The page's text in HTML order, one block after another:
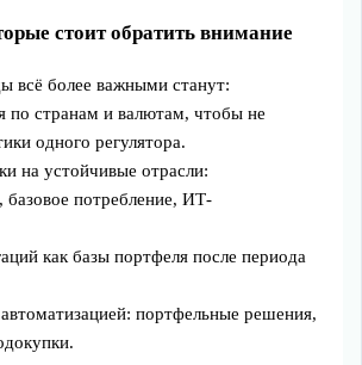
стоит обратить внимание
всё более важными станут:
по странам и валютам, чтобы не
одного регулятора.
на устойчивые отрасли:
базовое потребление, ИТ-
как базы портфеля после периода
портфельные решения,